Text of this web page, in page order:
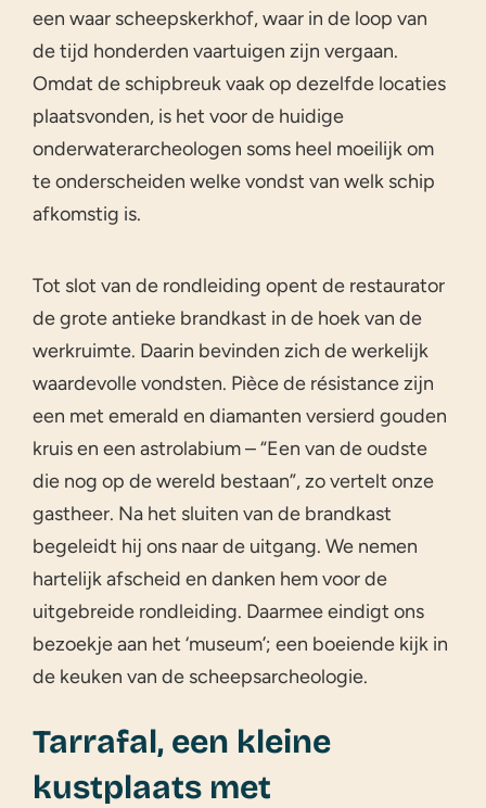
een waar scheepskerkhof, waar in de loop van
de tijd honderden vaartuigen zijn vergaan.
Omdat de schipbreuk vaak op dezelfde locaties
plaatsvonden, is het voor de huidige
onderwaterarcheologen soms heel moeilijk om
te onderscheiden welke vondst van welk schip
afkomstig is.
Tot slot van de rondleiding opent de restaurator
de grote antieke brandkast in de hoek van de
werkruimte. Daarin bevinden zich de werkelijk
waardevolle vondsten. Pièce de résistance zijn
een met emerald en diamanten versierd gouden
kruis en een astrolabium – “Een van de oudste
die nog op de wereld bestaan”, zo vertelt onze
gastheer. Na het sluiten van de brandkast
begeleidt hij ons naar de uitgang. We nemen
hartelijk afscheid en danken hem voor de
uitgebreide rondleiding. Daarmee eindigt ons
bezoekje aan het ‘museum’; een boeiende kijk in
de keuken van de scheepsarcheologie.
Tarrafal, een kleine
kustplaats met